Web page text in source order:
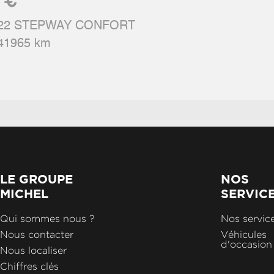
STEPWAY CONFORT
km
LE GROUPE
MICHEL
Qui sommes nous ?
Nous contacter
Nous localiser
Chiffres clés
NOS
Nos
Véhicules
d'occasion